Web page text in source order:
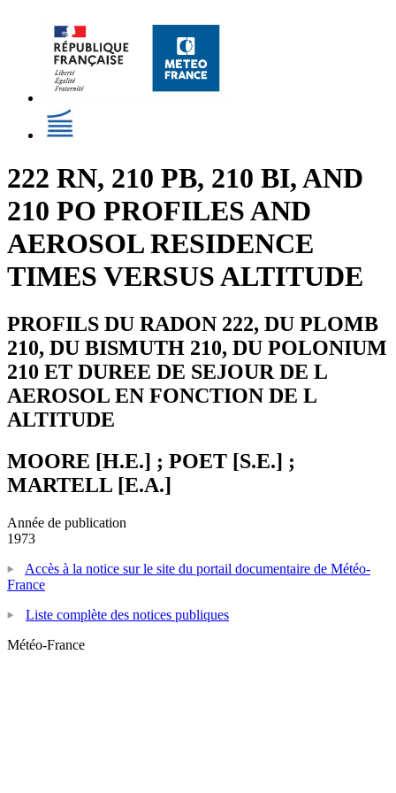
222 RN, 210 PB, 210 BI, AND
210 PO PROFILES AND
AEROSOL RESIDENCE
TIMES VERSUS ALTITUDE
PROFILS DU RADON 222, DU PLOMB
210, DU BISMUTH 210, DU POLONIUM
210 ET DUREE DE SEJOUR DE L
AEROSOL EN FONCTION DE L
ALTITUDE
MOORE [H.E.] ; POET [S.E.] ;
MARTELL [E.A.]
Année de publication
1973
Accès à la notice sur le site du portail documentaire de Météo-
France
Liste complète des notices publiques
Météo-France